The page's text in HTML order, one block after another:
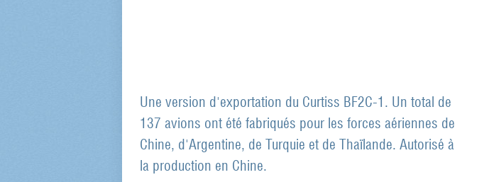
Une version d'exportation du Curtiss BF2C-1. Un total de
137 avions ont été fabriqués pour les forces aériennes de
Chine, d'Argentine, de Turquie et de Thaïlande. Autorisé à
la production en Chine.